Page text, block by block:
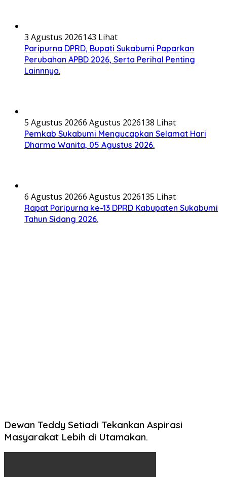
3 Agustus 2026143 Lihat
Paripurna DPRD, Bupati Sukabumi Paparkan
Perubahan APBD 2026, Serta Perihal Penting
Lainnnya.
5 Agustus 20266 Agustus 2026138 Lihat
Pemkab Sukabumi Mengucapkan Selamat Hari
Dharma Wanita, 05 Agustus 2026.
6 Agustus 20266 Agustus 2026135 Lihat
Rapat Paripurna ke-13 DPRD Kabupaten Sukabumi
Tahun Sidang 2026.
Dewan Teddy Setiadi Tekankan Aspirasi
Masyarakat Lebih di Utamakan.